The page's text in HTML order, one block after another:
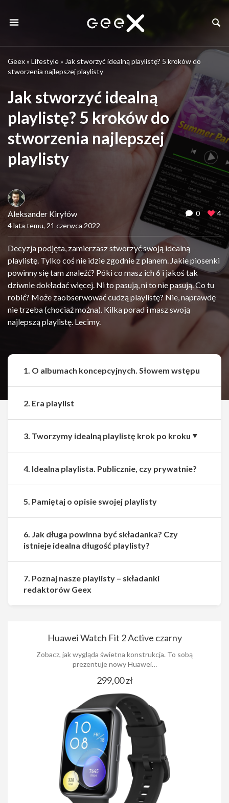
Geex» Lifestyle» Jak stworzyć idealną playlistę? 5 kroków do
stworzenia najlepszej playlisty
Jak stworzyć idealną
playlistę? 5 kroków do
stworzenia najlepszej
playlisty
Aleksander Kiryłów
4 lata temu, 21 czerwca 2022
0 4
Decyzja podjęta, zamierzasz stworzyć swoją idealną
playlistę. Tylko coś nie idzie zgodnie z planem. Jakie piosenki
powinny się tam znaleźć? Póki co masz ich 6 i jakoś tak
dziwnie dokładać więcej. Ni to pasują, ni to nie pasują. Co tu
robić? Może zaobserwować cudzą playlistę? Nie, naprawdę
nie trzeba (chociaż można). Kilka porad i masz swoją
najlepszą playlistę. Lecimy.
1. O albumach koncepcyjnych. Słowem wstępu
2. Era playlist
3. Tworzymy idealną playlistę krok po kroku
4. Idealna playlista. Publicznie, czy prywatnie?
5. Pamiętaj o opisie swojej playlisty
6. Jak długa powinna być składanka? Czy
istnieje idealna długość playlisty?
7. Poznaj nasze playlisty – składanki
redaktorów Geex
Huawei Watch Fit 2 Active czarny
Zobacz, jak wygląda świetna konstrukcja. To sobą
prezentuje nowy Huawei…
299,00 zł